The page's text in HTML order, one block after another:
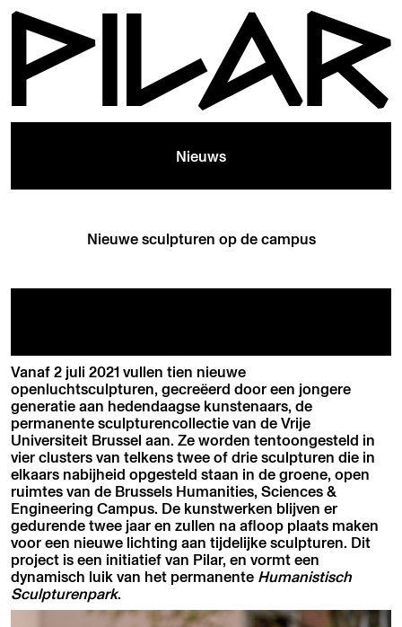
Nieuws
Nieuwe sculpturen op de campus
Vanaf 2 juli 2021 vullen tien nieuwe
openluchtsculpturen, gecreëerd door een jongere
generatie aan hedendaagse kunstenaars, de
permanente sculpturencollectie van de Vrije
Universiteit Brussel aan. Ze worden tentoongesteld in
vier clusters van telkens twee of drie sculpturen die in
elkaars nabijheid opgesteld staan in de groene, open
ruimtes van de Brussels Humanities, Sciences &
Engineering Campus. De kunstwerken blijven er
gedurende twee jaar en zullen na afloop plaats maken
voor een nieuwe lichting aan tijdelijke sculpturen. Dit
project is een initiatief van Pilar, en vormt een
dynamisch luik van het permanente Humanistisch
Sculpturenpark.